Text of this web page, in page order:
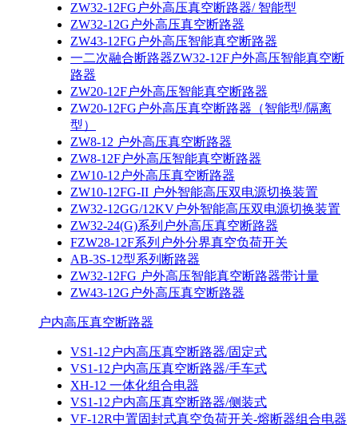
ZW32-12FG户外高压真空断路器/ 智能型
ZW32-12G户外高压真空断路器
ZW43-12FG户外高压智能真空断路器
一二次融合断路器ZW32-12F户外高压智能真空断
路器
ZW20-12F户外高压智能真空断路器
ZW20-12FG户外高压真空断路器（智能型/隔离
型）
ZW8-12 户外高压真空断路器
ZW8-12F户外高压智能真空断路器
ZW10-12户外高压真空断路器
ZW10-12FG-II 户外智能高压双电源切换装置
ZW32-12GG/12KV户外智能高压双电源切换装置
ZW32-24(G)系列户外高压真空断路器
FZW28-12F系列户外分界真空负荷开关
AB-3S-12型系列断路器
ZW32-12FG 户外高压智能真空断路器带计量
ZW43-12G户外高压真空断路器
户内高压真空断路器
VS1-12户内高压真空断路器/固定式
VS1-12户内高压真空断路器/手车式
XH-12 一体化组合电器
VS1-12户内高压真空断路器/侧装式
VF-12R中置固封式真空负荷开关-熔断器组合电器